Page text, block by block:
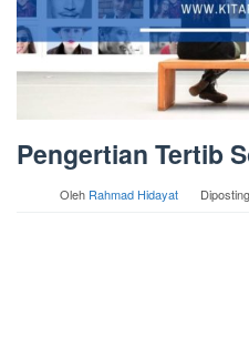
Pengertian Tertib
Oleh Rahmad Hidayat